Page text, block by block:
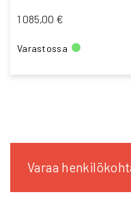
1 085,00 €
Varastossa
Varaa